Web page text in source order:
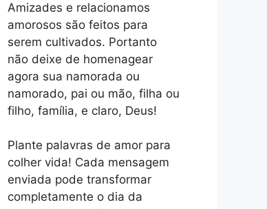
Amizades e relacionamos
amorosos são feitos para
serem cultivados. Portanto
não deixe de homenagear
agora sua namorada ou
namorado, pai ou mão, filha ou
filho, família, e claro, Deus!
Plante palavras de amor para
colher vida! Cada mensagem
enviada pode transformar
completamente o dia da